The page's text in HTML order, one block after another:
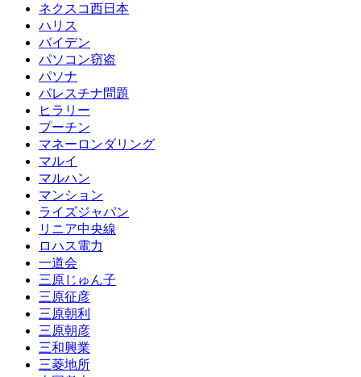
ネクスコ西日本
ハリス
バイデン
パソコン窃盗
パソナ
パレスチナ問題
ヒラリー
プーチン
マネーロンダリング
マルイ
マルハン
マンション
ライズジャパン
リニア中央線
ロハス電力
一道会
三原じゅん子
三原征彦
三原朝利
三原朝彦
三和興業
三菱地所